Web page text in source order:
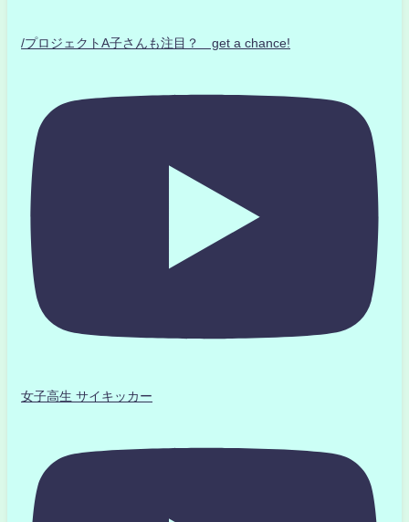
/プロジェクトA子さんも注目？ get a chance!
女子高生 サイキッカー